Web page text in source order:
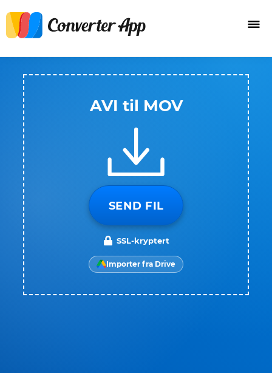
AVI til MOV
SEND FIL
SSL-kryptert
Importer fra Drive